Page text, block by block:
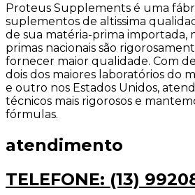
Proteus Supplements é uma
suplementos de altissima
de sua matéria-prima importada,
primas nacionais são
fornecer maior qualidade. Com
dois dos maiores laboratórios do
e outro nos Estados Unidos,
técnicos mais rigorosos e
fórmulas.
atendimento
TELEFONE: (13)